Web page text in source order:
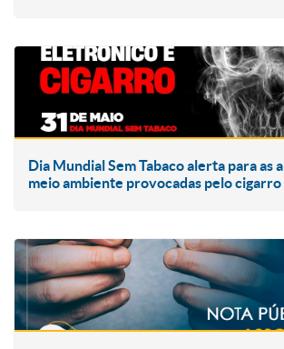
Dia Mundial Sem Tabaco alerta para as
meio ambiente provocadas pelo cigarro